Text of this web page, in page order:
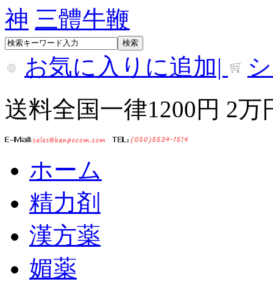
神 三體牛鞭
お気に入りに追加|
送料全国一律1200円 2
ホーム
精力剤
漢方薬
媚薬